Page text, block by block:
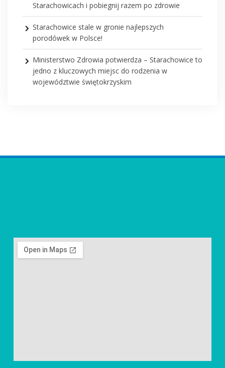
Starachowicach i pobiegnij razem po zdrowie
Starachowice stale w gronie najlepszych
porodówek w Polsce!
Ministerstwo Zdrowia potwierdza – Starachowice to
jedno z kluczowych miejsc do rodzenia w
województwie świętokrzyskim